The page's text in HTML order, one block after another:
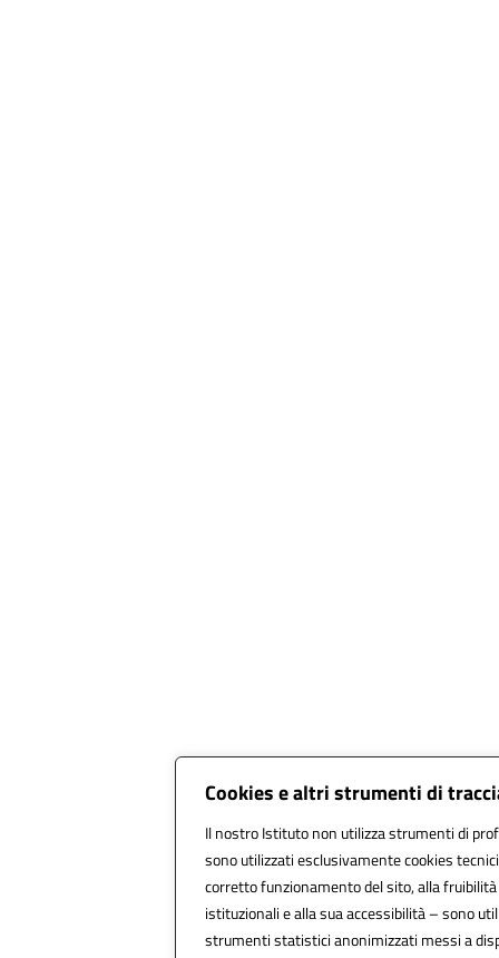
Cookies e altri strumenti di
Il nostro Istituto non utilizza strumenti di
sono utilizzati esclusivamente cookies
corretto funzionamento del sito, alla
istituzionali e alla sua accessibilità – sono
strumenti statistici anonimizzati messi a